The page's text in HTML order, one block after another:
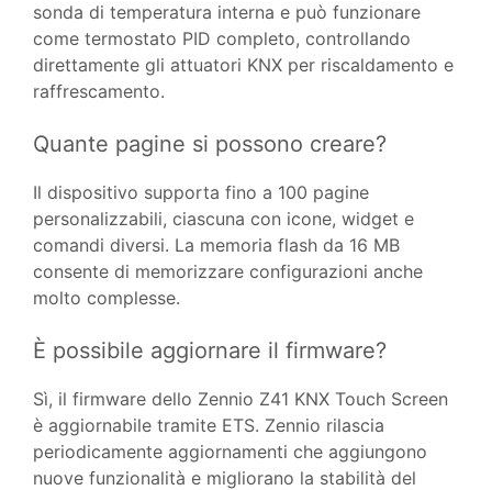
sonda di temperatura interna e può funzionare
come termostato PID completo, controllando
direttamente gli attuatori KNX per riscaldamento e
raffrescamento.
Quante pagine si possono creare?
Il dispositivo supporta fino a 100 pagine
personalizzabili, ciascuna con icone, widget e
comandi diversi. La memoria flash da 16 MB
consente di memorizzare configurazioni anche
molto complesse.
È possibile aggiornare il firmware?
Sì, il firmware dello Zennio Z41 KNX Touch Screen
è aggiornabile tramite ETS. Zennio rilascia
periodicamente aggiornamenti che aggiungono
nuove funzionalità e migliorano la stabilità del